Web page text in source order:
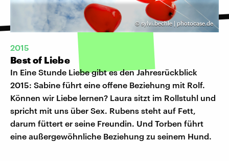
© sylvi.bechle | photocase.de
2015
Best of Liebe
In Eine Stunde Liebe gibt es den Jahresrückblick
2015: Sabine führt eine offene Beziehung mit Rolf.
Können wir Liebe lernen? Laura sitzt im Rollstuhl und
spricht mit uns über Sex. Rubens steht auf Fett,
darum füttert er seine Freundin. Und Torben führt
eine außergewöhnliche Beziehung zu seinem Hund.